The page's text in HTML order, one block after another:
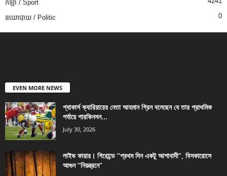
កីឡា / Sport
នយោបាយ / Politic 0
EVEN MORE NEWS
প্যাকার্স ক্যারিয়ারের নেতা আহমান গ্রিন বলেছেন যে তার প্রাথমিক
পর্যায়ে পারকিনসন...
July 30, 2026
লাইভ ফায়ার। গিরোন্ডে “প্রথম দিন একটু আশাবাদী”, বিসকারোসে
আগুন “নিয়ন্ত্রনে”